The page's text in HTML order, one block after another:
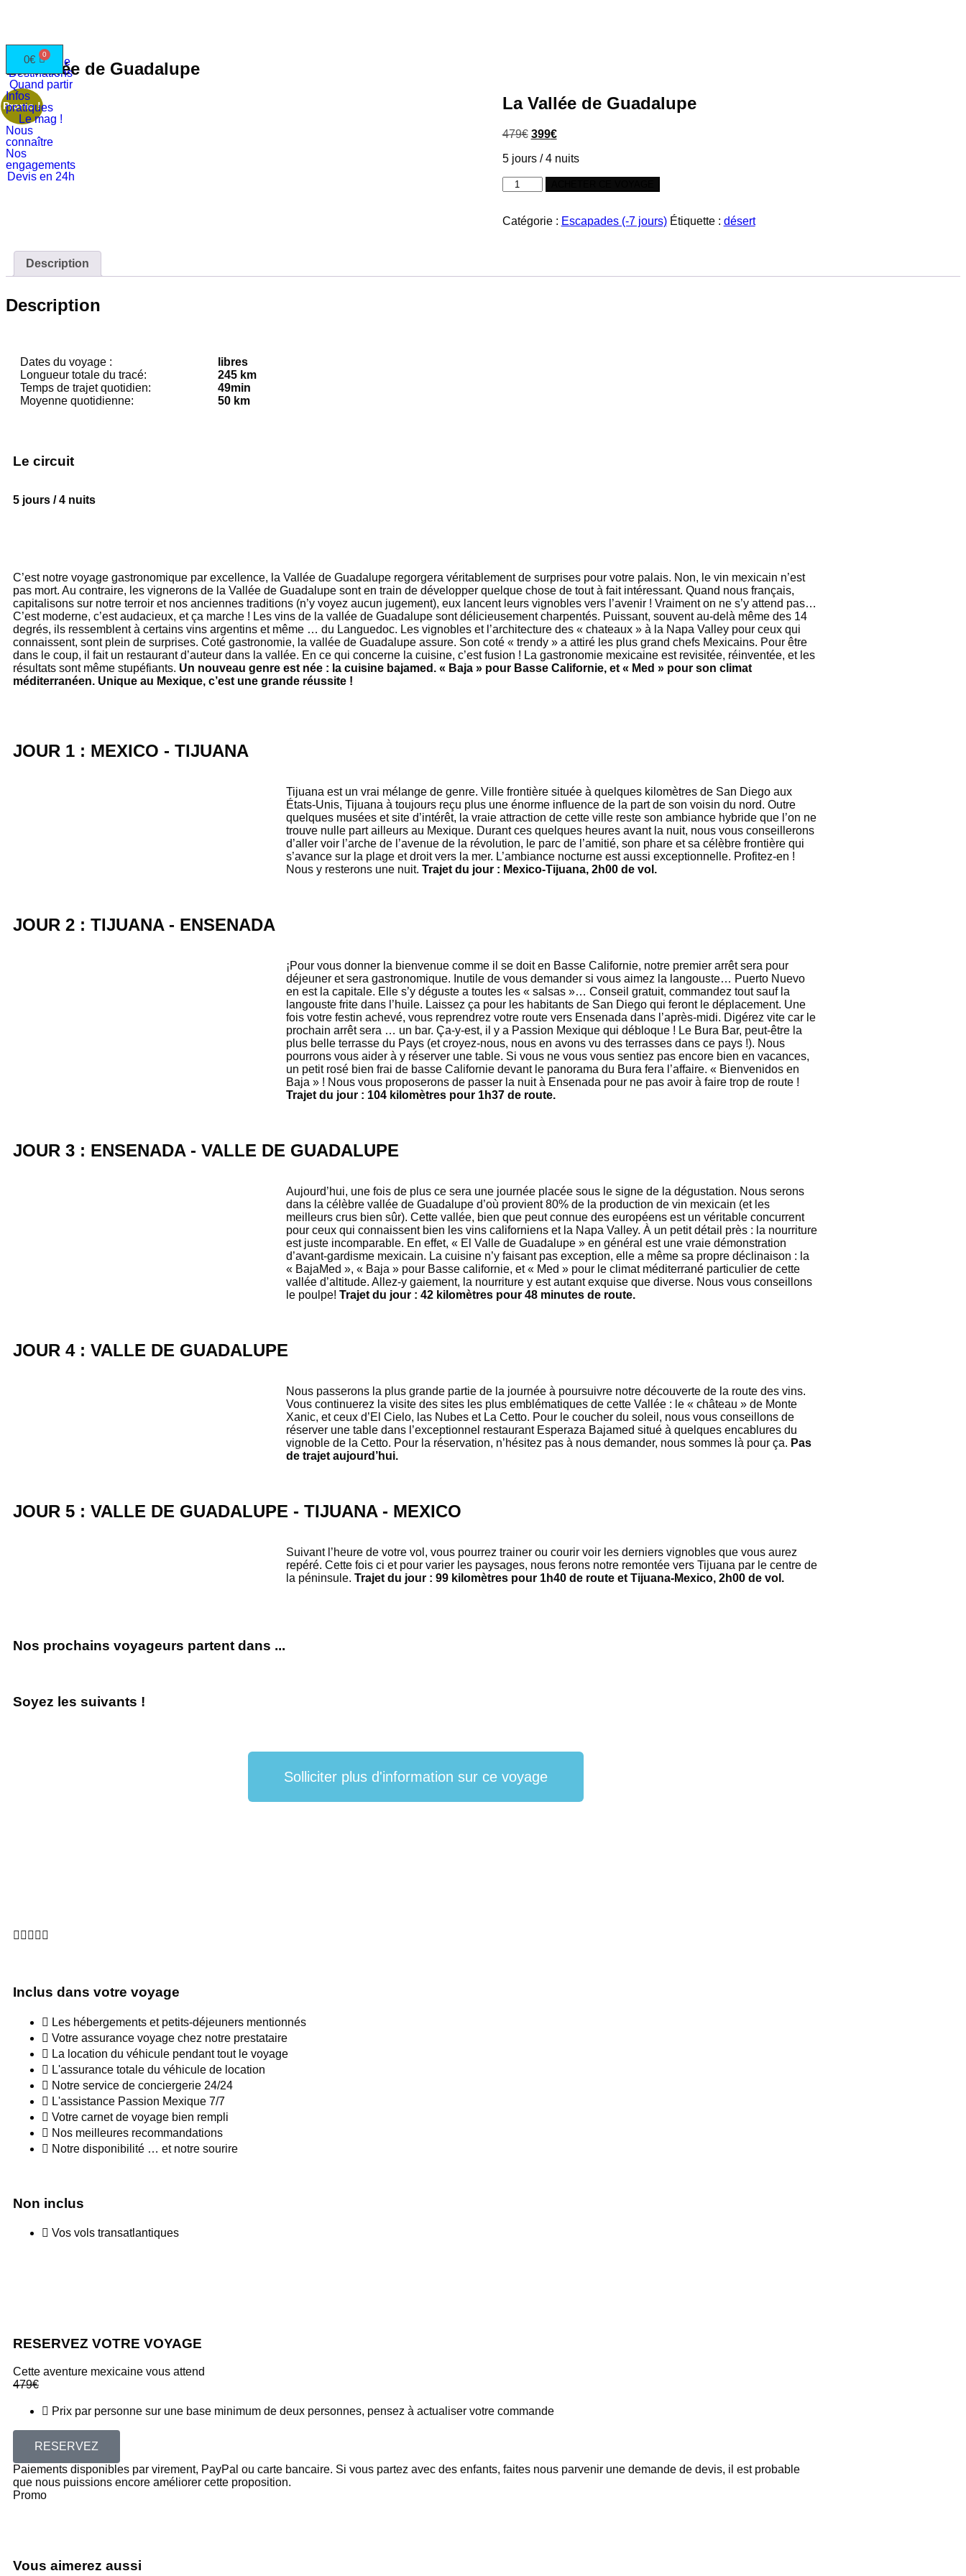
Circuits
Le Mexique
Destinations
Quand partir
Infos
pratiques
Le mag !
Nous
connaître
Nos
engagements
Devis en 24h
0€
La Vallée de Guadalupe
Promo ! La Vallée de Guadalupe
479€ 399€
5 jours / 4 nuits
Catégorie : Escapades (-7 jours) Étiquette : désert
Description
Description
Dates du voyage :
Longueur totale du tracé:
Temps de trajet quotidien:
Moyenne quotidienne:
libres
245 km
49min
50 km
Le circuit
5 jours / 4 nuits
C’est notre voyage gastronomique par excellence, la Vallée de Guadalupe regorgera véritablement de surprises pour votre palais. Non, le vin mexicain n’est
pas mort. Au contraire, les vignerons de la Vallée de Guadalupe sont en train de développer quelque chose de tout à fait intéressant. Quand nous français,
capitalisons sur notre terroir et nos anciennes traditions (n’y voyez aucun jugement), eux lancent leurs vignobles vers l’avenir ! Vraiment on ne s’y attend pas…
C’est moderne, c’est audacieux, et ça marche ! Les vins de la vallée de Guadalupe sont délicieusement charpentés. Puissant, souvent au-delà même des 14
degrés, ils ressemblent à certains vins argentins et même … du Languedoc. Les vignobles et l’architecture des « chateaux » à la Napa Valley pour ceux qui
connaissent, sont plein de surprises. Coté gastronomie, la vallée de Guadalupe assure. Son coté « trendy » a attiré les plus grand chefs Mexicains. Pour être
dans le coup, il fait un restaurant d’auteur dans la vallée. En ce qui concerne la cuisine, c’est fusion ! La gastronomie mexicaine est revisitée, réinventée, et les
résultats sont même stupéfiants. Un nouveau genre est née : la cuisine bajamed. « Baja » pour Basse Californie, et « Med » pour son climat
méditerranéen. Unique au Mexique, c’est une grande réussite !
JOUR 1 : MEXICO - TIJUANA
Tijuana est un vrai mélange de genre. Ville frontière située à quelques kilomètres de San Diego aux
États-Unis, Tijuana à toujours reçu plus une énorme influence de la part de son voisin du nord. Outre
quelques musées et site d’intérêt, la vraie attraction de cette ville reste son ambiance hybride que l’on ne
trouve nulle part ailleurs au Mexique. Durant ces quelques heures avant la nuit, nous vous conseillerons
d’aller voir l’arche de l’avenue de la révolution, le parc de l’amitié, son phare et sa célèbre frontière qui
s’avance sur la plage et droit vers la mer. L’ambiance nocturne est aussi exceptionnelle. Profitez-en !
Nous y resterons une nuit. Trajet du jour : Mexico-Tijuana, 2h00 de vol.
JOUR 2 : TIJUANA - ENSENADA
¡Pour vous donner la bienvenue comme il se doit en Basse Californie, notre premier arrêt sera pour
déjeuner et sera gastronomique. Inutile de vous demander si vous aimez la langouste… Puerto Nuevo
en est la capitale. Elle s’y déguste a toutes les « salsas »… Conseil gratuit, commandez tout sauf la
langouste frite dans l’huile. Laissez ça pour les habitants de San Diego qui feront le déplacement. Une
fois votre festin achevé, vous reprendrez votre route vers Ensenada dans l’après-midi. Digérez vite car le
prochain arrêt sera … un bar. Ça-y-est, il y a Passion Mexique qui débloque ! Le Bura Bar, peut-être la
plus belle terrasse du Pays (et croyez-nous, nous en avons vu des terrasses dans ce pays !). Nous
pourrons vous aider à y réserver une table. Si vous ne vous vous sentiez pas encore bien en vacances,
un petit rosé bien frai de basse Californie devant le panorama du Bura fera l’affaire. « Bienvenidos en
Baja » ! Nous vous proposerons de passer la nuit à Ensenada pour ne pas avoir à faire trop de route !
Trajet du jour : 104 kilomètres pour 1h37 de route.
JOUR 3 : ENSENADA - VALLE DE GUADALUPE
Aujourd’hui, une fois de plus ce sera une journée placée sous le signe de la dégustation. Nous serons
dans la célèbre vallée de Guadalupe d’où provient 80% de la production de vin mexicain (et les
meilleurs crus bien sûr). Cette vallée, bien que peut connue des européens est un véritable concurrent
pour ceux qui connaissent bien les vins californiens et la Napa Valley. À un petit détail près : la nourriture
est juste incomparable. En effet, « El Valle de Guadalupe » en général est une vraie démonstration
d’avant-gardisme mexicain. La cuisine n’y faisant pas exception, elle a même sa propre déclinaison : la
« BajaMed », « Baja » pour Basse californie, et « Med » pour le climat méditerrané particulier de cette
vallée d’altitude. Allez-y gaiement, la nourriture y est autant exquise que diverse. Nous vous conseillons
le poulpe! Trajet du jour : 42 kilomètres pour 48 minutes de route.
JOUR 4 : VALLE DE GUADALUPE
Nous passerons la plus grande partie de la journée à poursuivre notre découverte de la route des vins.
Vous continuerez la visite des sites les plus emblématiques de cette Vallée : le « château » de Monte
Xanic, et ceux d’El Cielo, las Nubes et La Cetto. Pour le coucher du soleil, nous vous conseillons de
réserver une table dans l’exceptionnel restaurant Esperaza Bajamed situé à quelques encablures du
vignoble de la Cetto. Pour la réservation, n’hésitez pas à nous demander, nous sommes là pour ça. Pas
de trajet aujourd’hui.
JOUR 5 : VALLE DE GUADALUPE - TIJUANA - MEXICO
Suivant l’heure de votre vol, vous pourrez trainer ou courir voir les derniers vignobles que vous aurez
repéré. Cette fois ci et pour varier les paysages, nous ferons notre remontée vers Tijuana par le centre de
la péninsule. Trajet du jour : 99 kilomètres pour 1h40 de route et Tijuana-Mexico, 2h00 de vol.
Nos prochains voyageurs partent dans ...
Soyez les suivants !
Solliciter plus d'information sur ce voyage
    
Inclus dans votre voyage
Les hébergements et petits-déjeuners mentionnés
Votre assurance voyage chez notre prestataire
La location du véhicule pendant tout le voyage
L'assurance totale du véhicule de location
Notre service de conciergerie 24/24
L'assistance Passion Mexique 7/7
Votre carnet de voyage bien rempli
Nos meilleures recommandations
Notre disponibilité … et notre sourire
Non inclus
Vos vols transatlantiques
RESERVEZ VOTRE VOYAGE
Cette aventure mexicaine vous attend
479€
Prix par personne sur une base minimum de deux personnes, pensez à actualiser votre commande
RESERVEZ
Paiements disponibles par virement, PayPal ou carte bancaire. Si vous partez avec des enfants, faites nous parvenir une demande de devis, il est probable
que nous puissions encore améliorer cette proposition.
Promo
Vous aimerez aussi